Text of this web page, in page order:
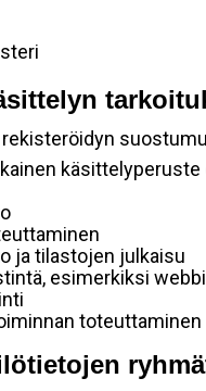
ja tilastojen julkaisu
esimerkiksi